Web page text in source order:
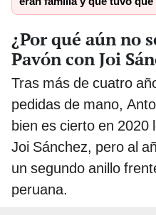
¿Por qué aún no
Pavón con Joi
Tras más de cuatro
pedidas de mano,
bien es cierto en 2020
Joi Sánchez, pero al
un segundo anillo
peruana.